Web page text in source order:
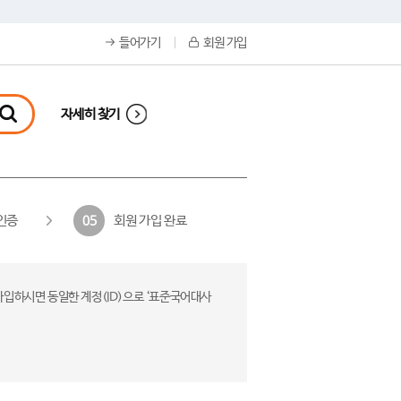
들어가기 회원 가입
자세히 찾기
증 05 회원 가입 완료
하시면 동일한 계정(ID)으로 ‘표준국어대사